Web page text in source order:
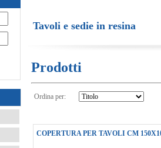
Tavoli e sedie in resina
Prodotti
Ordina per:
COPERTURA PER TAVOLI CM